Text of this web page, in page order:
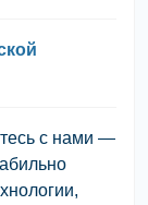
с нами —